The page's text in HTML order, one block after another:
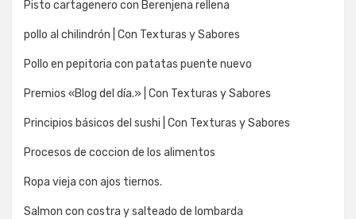
Pisto cartagenero con Berenjena rellena
pollo al chilindrón | Con Texturas y Sabores
Pollo en pepitoria con patatas puente nuevo
Premios «Blog del día.» | Con Texturas y Sabores
Principios básicos del sushi | Con Texturas y Sabores
Procesos de coccion de los alimentos
Ropa vieja con ajos tiernos.
Salmon con costra y salteado de lombarda